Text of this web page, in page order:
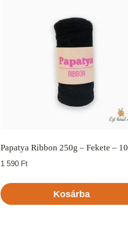
Papatya Ribbon 250g – Fekete –
1 590 Ft
Kosárba